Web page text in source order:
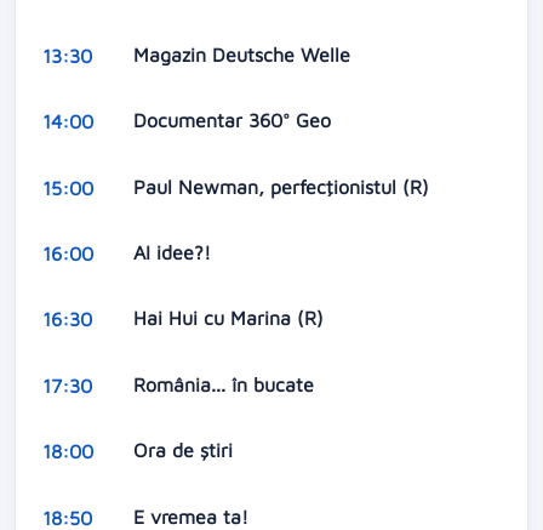
13:30 Magazin Deutsche Welle
14:00 Documentar 360° Geo
15:00 Paul Newman, perfecţionistul (R)
16:00 AI idee?!
16:30 Hai Hui cu Marina (R)
17:30 România... în bucate
18:00 Ora de ştiri
18:50 E vremea ta!